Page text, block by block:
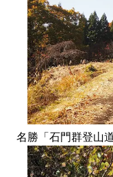
名勝「石門群登山